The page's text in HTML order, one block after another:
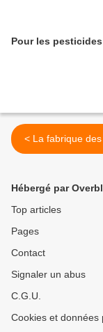
< La fabrique
Hébergé par
Top articles
Pages
Contact
Signaler un abus
C.G.U.
Cookies et données